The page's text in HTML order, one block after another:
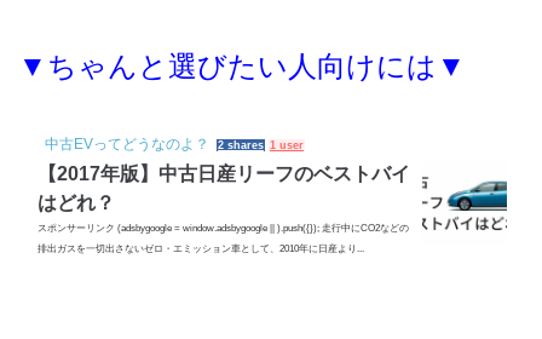
▼ちゃんと選びたい人向けには▼
中古EVってどうなのよ？ 2 shares 1 user
【2017年版】中古日産リーフのベストバイ
はどれ？
スポンサーリンク (adsbygoogle = window.adsbygoogle || ).push({}); 走行中にCO2などの
排出ガスを一切出さないゼロ・エミッション車として、2010年に日産より...